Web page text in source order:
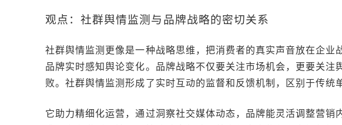
观点：社群舆情监测与品牌战略的密切关系
社群舆情监测更像是一种战略思维，把消费者的真实声音放在企业
品牌实时感知舆论变化。品牌战略不仅要关注市场机会，更要关
败。社群舆情监测形成了实时互动的监督和反馈机制，区别于传统
它助力精细化运营，通过洞察社交媒体动态，品牌能灵活调整营销